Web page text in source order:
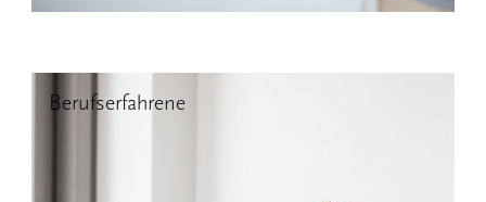
Berufserfahrene